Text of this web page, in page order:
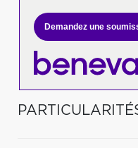
Demandez une